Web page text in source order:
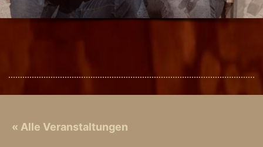
« Alle Veranstaltungen